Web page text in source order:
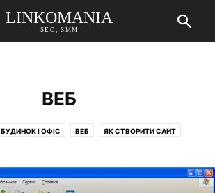
LINKOMANIA
SEO, SMM
ВЕБ
БУДИНОК І ОФІС ВЕБ ЯК СТВОРИТИ САЙТ